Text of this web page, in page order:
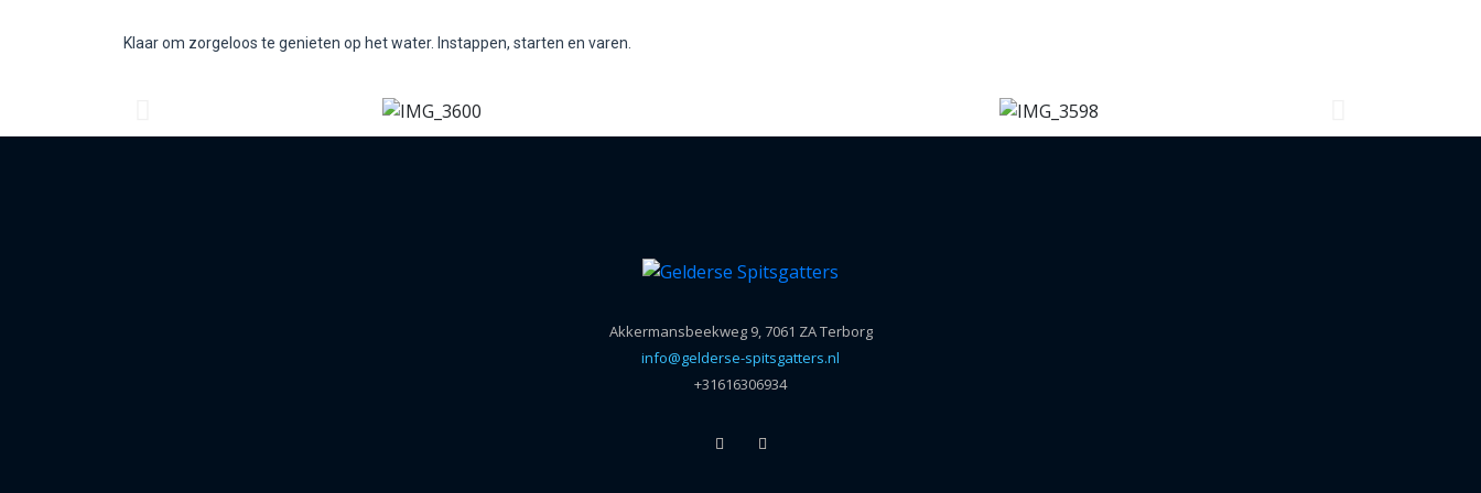
Klaar om zorgeloos te genieten op het water. Instappen, starten en varen.
Akkermansbeekweg 9, 7061 ZA Terborg
info@gelderse-spitsgatters.nl
+31616306934